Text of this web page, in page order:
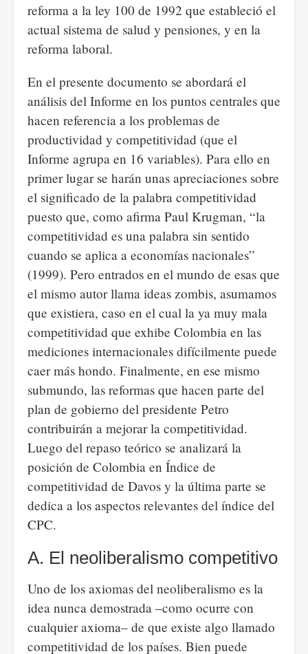
reforma a la ley 100 de 1992 que estableció el
actual sistema de salud y pensiones, y en la
reforma laboral.
En el presente documento se abordará el
análisis del Informe en los puntos centrales que
hacen referencia a los problemas de
productividad y competitividad (que el
Informe agrupa en 16 variables). Para ello en
primer lugar se harán unas apreciaciones sobre
el significado de la palabra competitividad
puesto que, como afirma Paul Krugman, “la
competitividad es una palabra sin sentido
cuando se aplica a economías nacionales”
(1999). Pero entrados en el mundo de esas que
el mismo autor llama ideas zombis, asumamos
que existiera, caso en el cual la ya muy mala
competitividad que exhibe Colombia en las
mediciones internacionales difícilmente puede
caer más hondo. Finalmente, en ese mismo
submundo, las reformas que hacen parte del
plan de gobierno del presidente Petro
contribuirán a mejorar la competitividad.
Luego del repaso teórico se analizará la
posición de Colombia en Índice de
competitividad de Davos y la última parte se
dedica a los aspectos relevantes del índice del
CPC.
A. El neoliberalismo competitivo
Uno de los axiomas del neoliberalismo es la
idea nunca demostrada –como ocurre con
cualquier axioma– de que existe algo llamado
competitividad de los países. Bien puede